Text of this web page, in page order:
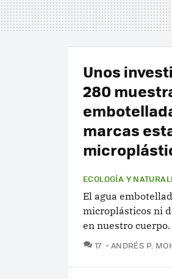
Unos
280
marcas
ECOLOGÍA Y
El agua
microplásticos ni
en nuestro cuerpo.
17 COMENTARIOS
ANDRÉS P.